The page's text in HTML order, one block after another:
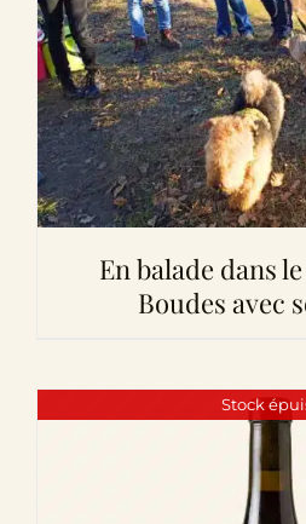
En balade dans
Boudes avec
Stock